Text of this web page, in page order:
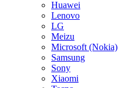
Huawei
Lenovo
LG
Meizu
Microsoft (Nokia)
Samsung
Sony
Xiaomi